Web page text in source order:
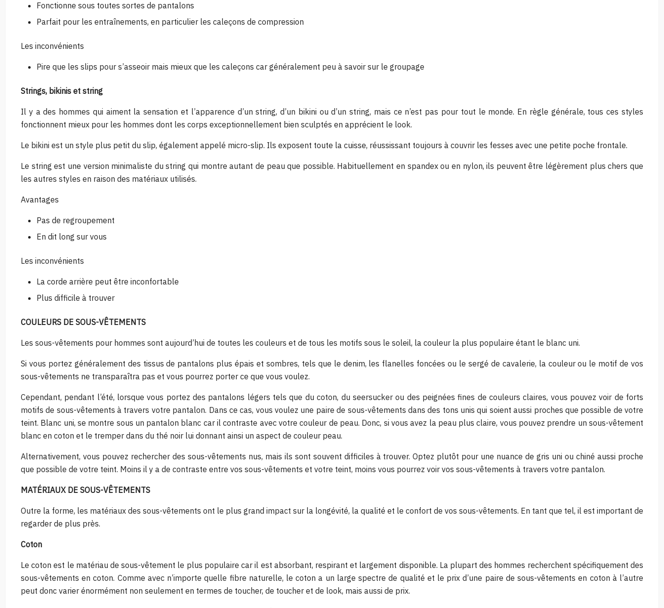
Fonctionne sous toutes sortes de pantalons
Parfait pour les entraînements, en particulier les caleçons de compression
Les inconvénients
Pire que les slips pour s’asseoir mais mieux que les caleçons car généralement peu à savoir sur le groupage
Strings, bikinis et string
Il y a des hommes qui aiment la sensation et l’apparence d’un string, d’un bikini ou d’un string, mais ce n’est pas pour tout le monde. En règle générale, tous ces styles
fonctionnent mieux pour les hommes dont les corps exceptionnellement bien sculptés en apprécient le look.
Le bikini est un style plus petit du slip, également appelé micro-slip. Ils exposent toute la cuisse, réussissant toujours à couvrir les fesses avec une petite poche frontale.
Le string est une version minimaliste du string qui montre autant de peau que possible. Habituellement en spandex ou en nylon, ils peuvent être légèrement plus chers que
les autres styles en raison des matériaux utilisés.
Avantages
Pas de regroupement
En dit long sur vous
Les inconvénients
La corde arrière peut être inconfortable
Plus difficile à trouver
COULEURS DE SOUS-VÊTEMENTS
Les sous-vêtements pour hommes sont aujourd’hui de toutes les couleurs et de tous les motifs sous le soleil, la couleur la plus populaire étant le blanc uni.
Si vous portez généralement des tissus de pantalons plus épais et sombres, tels que le denim, les flanelles foncées ou le sergé de cavalerie, la couleur ou le motif de vos
sous-vêtements ne transparaîtra pas et vous pourrez porter ce que vous voulez.
Cependant, pendant l’été, lorsque vous portez des pantalons légers tels que du coton, du seersucker ou des peignées fines de couleurs claires, vous pouvez voir de forts
motifs de sous-vêtements à travers votre pantalon. Dans ce cas, vous voulez une paire de sous-vêtements dans des tons unis qui soient aussi proches que possible de votre
teint. Blanc uni, se montre sous un pantalon blanc car il contraste avec votre couleur de peau. Donc, si vous avez la peau plus claire, vous pouvez prendre un sous-vêtement
blanc en coton et le tremper dans du thé noir lui donnant ainsi un aspect de couleur peau.
Alternativement, vous pouvez rechercher des sous-vêtements nus, mais ils sont souvent difficiles à trouver. Optez plutôt pour une nuance de gris uni ou chiné aussi proche
que possible de votre teint. Moins il y a de contraste entre vos sous-vêtements et votre teint, moins vous pourrez voir vos sous-vêtements à travers votre pantalon.
MATÉRIAUX DE SOUS-VÊTEMENTS
Outre la forme, les matériaux des sous-vêtements ont le plus grand impact sur la longévité, la qualité et le confort de vos sous-vêtements. En tant que tel, il est important de
regarder de plus près.
Coton
Le coton est le matériau de sous-vêtement le plus populaire car il est absorbant, respirant et largement disponible. La plupart des hommes recherchent spécifiquement des
sous-vêtements en coton. Comme avec n’importe quelle fibre naturelle, le coton a un large spectre de qualité et le prix d’une paire de sous-vêtements en coton à l’autre
peut donc varier énormément non seulement en termes de toucher, de toucher et de look, mais aussi de prix.